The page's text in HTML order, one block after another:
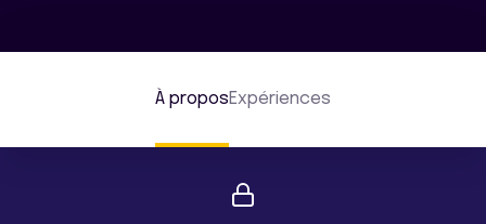
À proposExpériences